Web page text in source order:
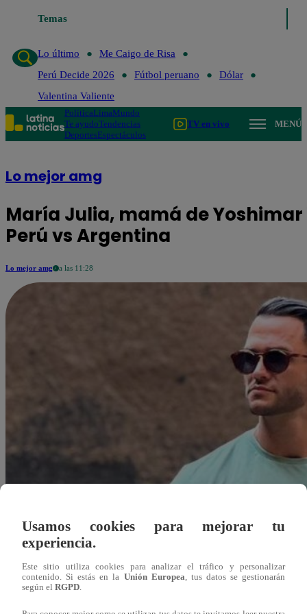
Temas
Lo último
Me Caigo de Risa
Perú Decide 2026
Fútbol peruano
Dólar
Valentina Valiente
PolíticaLimaMundo
Te ayudoTendencias
DeportesEspectáculos
TV en vivo MENÚ
Lo mejor amg
María Julia, mamá de
Perú vs Argentina
Lo mejor amg a las 11:28
Usamos cookies para mejorar tu
experiencia.
Este sitio utiliza cookies para analizar el tráfico y personalizar
contenido. Si estás en la Unión Europea , tus datos se gestionarán
según el RGPD